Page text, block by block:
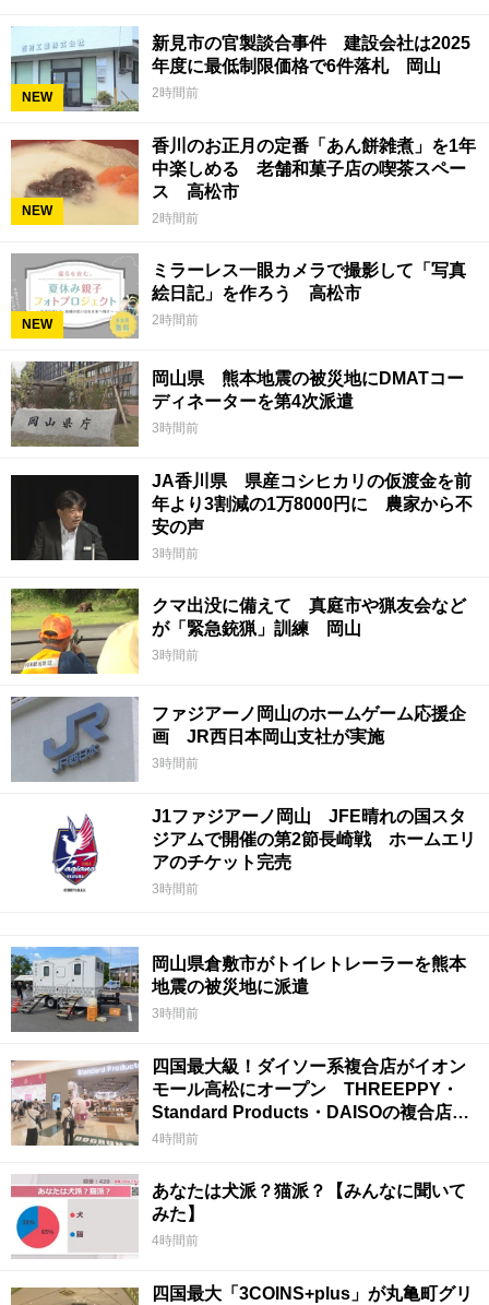
NEW
新見市の官製談合事件 建設会社は2025
年度に最低制限価格で6件落札 岡山
2時間前
NEW
香川のお正月の定番「あん餅雑煮」を1年
中楽しめる 老舗和菓子店の喫茶スペー
ス 高松市
2時間前
NEW
ミラーレス一眼カメラで撮影して「写真
絵日記」を作ろう 高松市
2時間前
岡山県 熊本地震の被災地にDMATコー
ディネーターを第4次派遣
3時間前
JA香川県 県産コシヒカリの仮渡金を前
年より3割減の1万8000円に 農家から不
安の声
3時間前
クマ出没に備えて 真庭市や猟友会など
が「緊急銃猟」訓練 岡山
3時間前
ファジアーノ岡山のホームゲーム応援企
画 JR西日本岡山支社が実施
3時間前
J1ファジアーノ岡山 JFE晴れの国スタ
ジアムで開催の第2節長崎戦 ホームエリ
アのチケット完売
3時間前
岡山県倉敷市がトイレトレーラーを熊本
地震の被災地に派遣
3時間前
四国最大級！ダイソー系複合店がイオン
モール高松にオープン THREEPPY・
Standard Products・DAISOの複合店は
香川県初
4時間前
あなたは犬派？猫派？【みんなに聞いて
みた】
4時間前
四国最大「3COINS+plus」が丸亀町グリ